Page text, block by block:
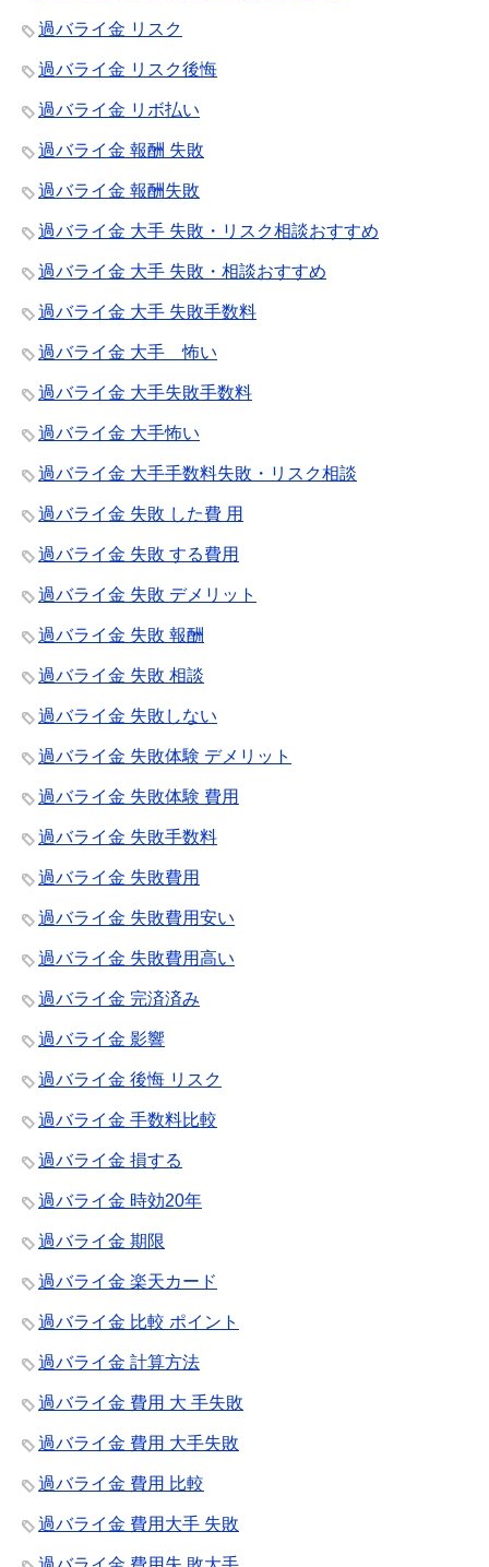
過バライ金 リスク
過バライ金 リスク後悔
過バライ金 リボ払い
過バライ金 報酬 失敗
過バライ金 報酬失敗
過バライ金 大手 失敗・リスク相談おすすめ
過バライ金 大手 失敗・相談おすすめ
過バライ金 大手 失敗手数料
過バライ金 大手 怖い
過バライ金 大手失敗手数料
過バライ金 大手怖い
過バライ金 大手手数料失敗・リスク相談
過バライ金 失敗 した費 用
過バライ金 失敗 する費用
過バライ金 失敗 デメリット
過バライ金 失敗 報酬
過バライ金 失敗 相談
過バライ金 失敗しない
過バライ金 失敗体験 デメリット
過バライ金 失敗体験 費用
過バライ金 失敗手数料
過バライ金 失敗費用
過バライ金 失敗費用安い
過バライ金 失敗費用高い
過バライ金 完済済み
過バライ金 影響
過バライ金 後悔 リスク
過バライ金 手数料比較
過バライ金 損する
過バライ金 時効20年
過バライ金 期限
過バライ金 楽天カード
過バライ金 比較 ポイント
過バライ金 計算方法
過バライ金 費用 大 手失敗
過バライ金 費用 大手失敗
過バライ金 費用 比較
過バライ金 費用大手 失敗